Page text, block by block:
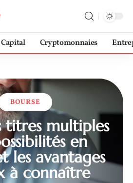
Capital Cryptomonnaies
BOURSE
titres multiples
en
les avantages
à connaître